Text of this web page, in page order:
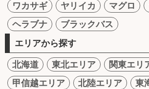
ワカサギ
ヤリイカ マグロ
ヘラブナ
ブラックバス
エリアから探す
北海道 東北エリア
関東エリ
甲信越エリア
北陸エリア
東